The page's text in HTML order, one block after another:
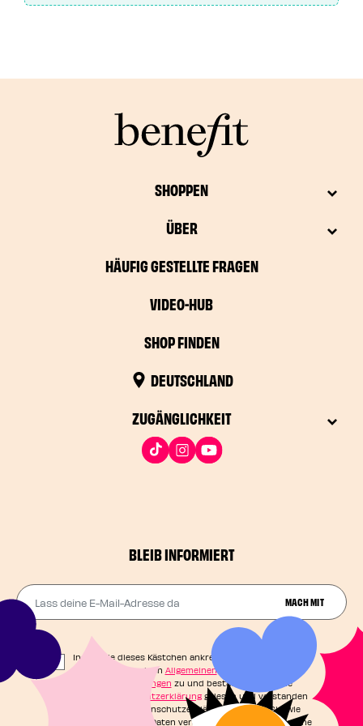
SHOPPEN
ÜBER
HÄUFIG GESTELLTE FRAGEN
VIDEO-HUB
SHOP FINDEN
DEUTSCHLAND
ZUGÄNGLICHKEIT
BLEIB INFORMIERT
Lass deine E-Mail-Adresse da MACH MIT
Indem Sie dieses Kästchen ankreuzen, stimmen Sie
unseren Allgemeinen Allgemeinen
Geschäftsbedingungen zu und bestätigen, dass Sie
Datenschutzerklärunggelesen und verstanden
haben. In der Datenschutzerklärung erfahren Sie, wie
Ihre persönlichen Daten verarbeitet werden und welche